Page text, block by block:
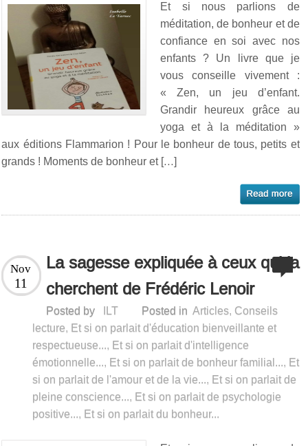
Et si nous parlions de
méditation, de bonheur et de
confiance en soi avec nos
enfants ? Un livre que je
vous conseille vivement :
« Zen, un jeu d’enfant.
Grandir heureux grâce au
yoga et à la méditation »
aux éditions Flammarion ! Pour le bonheur de tous, petits et
grands ! Moments de bonheur et […]
La sagesse expliquée à ceux qui la
cherchent de Frédéric Lenoir
Nov
11
Posted by ILT Posted in Articles, Conseils
lecture, Et si on parlait d'éducation bienveillante et
respectueuse..., Et si on parlait d'intelligence
émotionnelle..., Et si on parlait de bonheur familial..., Et
si on parlait de l'amour et de la vie..., Et si on parlait de
pleine conscience..., Et si on parlait de psychologie
positive..., Et si on parlait du bonheur...